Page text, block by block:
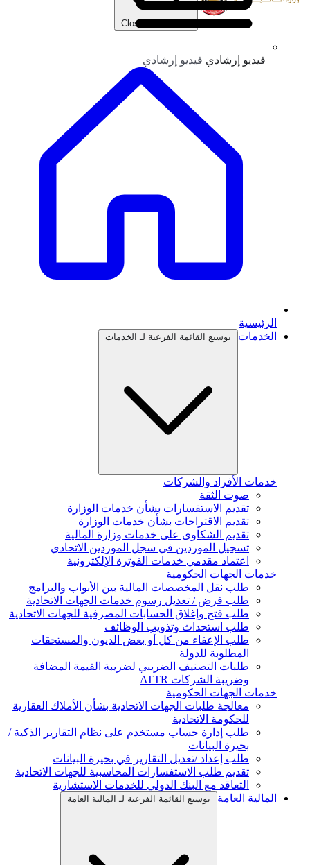
فيديو إرشاديفيديو إرشادي
الرئيسية
الخدمات
توسيع القائمة الفرعية لـ الخدمات
خدمات الأفراد والشركات
صوت الثقة
تقديم الاستفسارات بشأن خدمات الوزارة
تقديم الاقتراحات بشأن خدمات الوزارة
تقديم الشكاوى على خدمات وزارة المالية
تسجيل الموردين في سجل الموردين الاتحادي
اعتماد مقدمي خدمات الفوترة الإلكترونية
خدمات الجهات الحكومية
طلب نقل المخصصات المالية بين الأبواب والبرامج
طلب فرض / تعديل رسوم خدمات الجهات الاتحادية
طلب فتح وإغلاق الحسابات المصرفية للجهات الاتحادية
طلب استحداث وتذويب الوظائف
طلب الإعفاء من كل أو بعض الديون والمستحقات
المطلوبة للدولة
طلبات التصنيف الضريبي لضريبة القيمة المضافة
وضريبة الشركات ATTR
خدمات الجهات الحكومية
معالجة طلبات الجهات الاتحادية بشأن الأملاك العقارية
للحكومة الاتحادية
طلب إدارة حساب مستخدم على نظام التقارير الذكية /
بحيرة البيانات
طلب إعداد /تعديل التقارير في بحيرة البيانات
تقديم طلب الاستفسارات المحاسبية للجهات الاتحادية
التعاقد مع البنك الدولي للخدمات الاستشارية
المالية العامة
توسيع القائمة الفرعية لـ المالية العامة